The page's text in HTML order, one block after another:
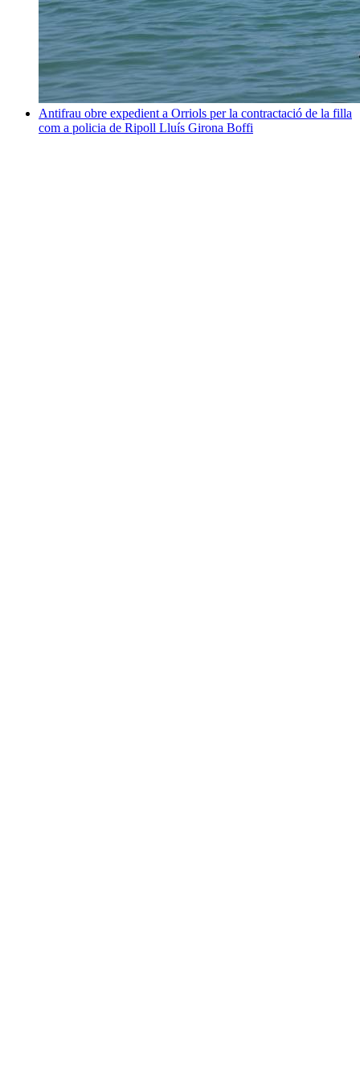
Antifrau obre expedient a Orriols per la contractació de la filla
com a policia de Ripoll Lluís Girona Boffi